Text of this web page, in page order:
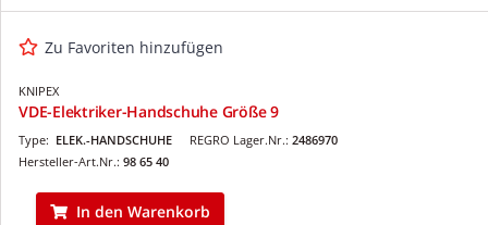
Zu Favoriten hinzufügen
KNIPEX
VDE-Elektriker-Handschuhe Größe 9
REGRO Lager.Nr.: 2486970
Type: ELEK.-HANDSCHUHE
Hersteller-Art.Nr.: 98 65 40
In den Warenkorb